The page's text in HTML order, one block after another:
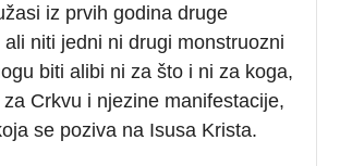
iz prvih godina druge
niti jedni ni drugi monstruozni
biti alibi ni za što i ni za koga,
Crkvu i njezine manifestacije,
se poziva na Isusa Krista.